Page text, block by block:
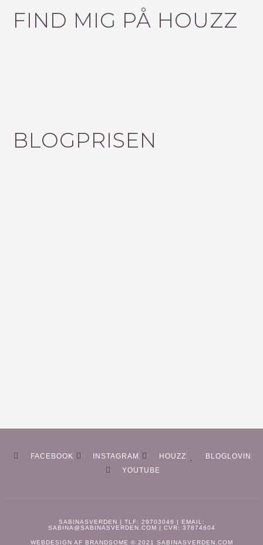
FIND MIG PÅ HOUZZ
BLOGPRISEN
FACEBOOK INSTAGRAM HOUZZ
BLOGLOVIN
YOUTUBE
SABINASVERDEN | TLF: 29703046 | EMAIL:
SABINA@SABINASVERDEN.COM | CVR: 37874604
WEBDESIGN AF BRANDSOME © 2021 SABINASVERDEN.COM